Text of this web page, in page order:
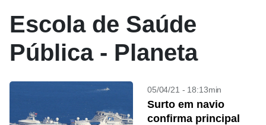
Escola de Saúde
Pública - Planeta
05/04/21 - 18:13min
Surto em navio
confirma principal